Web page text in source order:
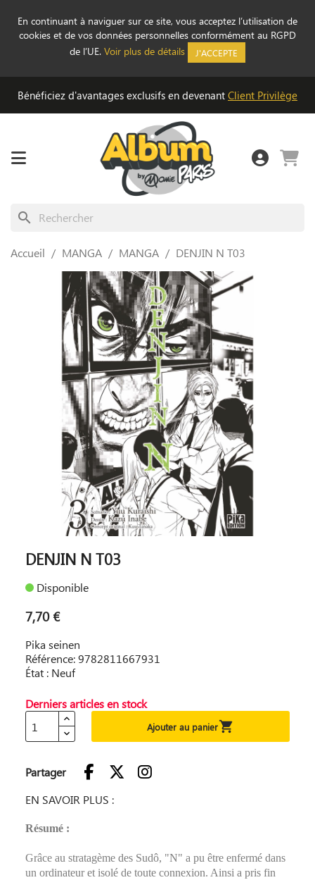
En continuant à naviguer sur ce site, vous acceptez l’utilisation de
cookies et de vos données personnelles conformément au RGPD
de l’UE. Voir plus de détails J'ACCEPTE
Bénéficiez d'avantages exclusifs en devenant Client Privilège
search
Accueil MANGA MANGA DENJIN N T03
DENJIN N T03
Disponible
7,70 €
Pika seinen
Référence: 9782811667931
État : Neuf
Derniers articles en stock
Ajouter au panier
Partager
EN SAVOIR PLUS :
Résumé :
Grâce au stratagème des Sudô, "N" a pu être enfermé dans
un ordinateur et isolé de toute connexion. Ainsi a pris fin